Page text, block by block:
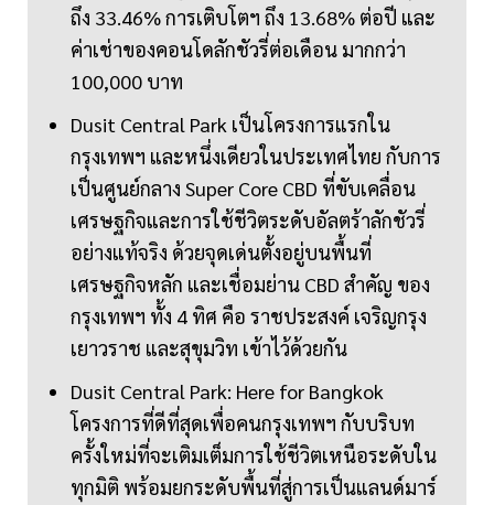
ถึง 33.46% การเติบโตฯ ถึง 13.68% ต่อปี และ
ค่าเช่าของคอนโดลักชัวรี่ต่อเดือน มากกว่า
100,000 บาท
Dusit Central Park เป็นโครงการแรกใน
กรุงเทพฯ และหนึ่งเดียวในประเทศไทย กับการ
เป็นศูนย์กลาง Super Core CBD ที่ขับเคลื่อน
เศรษฐกิจและการใช้ชีวิตระดับอัลตร้าลักชัวรี่
อย่างแท้จริง ด้วยจุดเด่นตั้งอยู่บนพื้นที่
เศรษฐกิจหลัก และเชื่อมย่าน CBD สำคัญ ของ
กรุงเทพฯ ทั้ง 4 ทิศ คือ ราชประสงค์ เจริญกรุง
เยาวราช และสุขุมวิท เข้าไว้ด้วยกัน
Dusit Central Park: Here for Bangkok
โครงการที่ดีที่สุดเพื่อคนกรุงเทพฯ กับบริบท
ครั้งใหม่ที่จะเติมเต็มการใช้ชีวิตเหนือระดับใน
ทุกมิติ พร้อมยกระดับพื้นที่สู่การเป็นแลนด์มาร์